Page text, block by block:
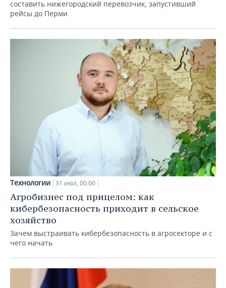
составить нижегородский перевозчик, запустивший
рейсы до Перми
Технологии 31 июл, 00:00
Агробизнес под прицелом: как
кибербезопасность приходит в сельское
хозяйство
Зачем выстраивать кибербезопасность в агросекторе и с
чего начать